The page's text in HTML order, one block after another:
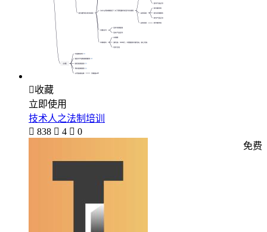
收藏
立即使用
技术人之法制培训
 838  4  0
免费